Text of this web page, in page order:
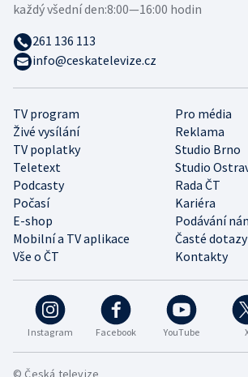
Instagram Facebook YouTube
TV program
Pro média
Živé vysílání
Reklama
TV poplatky
Studio Brno
Teletext
Studio
Podcasty
Rada ČT
Počasí
Kariéra
E-shop
Podávání
Mobilní a TV aplikace
Časté dotazy
Vše o ČT
Kontakty
každý všední den:8:00—16:00 hodin
261 136 113
info@ceskatelevize.cz
© Česká televize